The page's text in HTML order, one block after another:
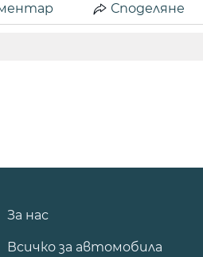
Споделяне
За нас
Всичко за автомобила